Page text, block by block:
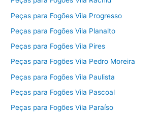
Peças para Fogões Vila Progresso
Peças para Fogões Vila Planalto
Peças para Fogões Vila Pires
Peças para Fogões Vila Pedro Moreira
Peças para Fogões Vila Paulista
Peças para Fogões Vila Pascoal
Peças para Fogões Vila Paraíso